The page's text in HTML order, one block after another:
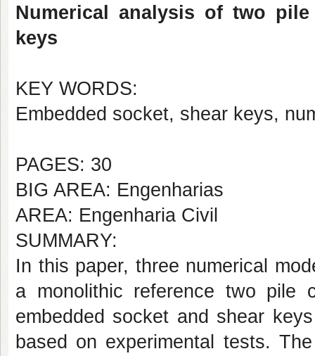
Numerical analysis of two
keys
KEY WORDS:
Embedded socket, shear keys,
PAGES: 30
BIG AREA: Engenharias
AREA: Engenharia Civil
SUMMARY:
In this paper, three numerical
a monolithic reference two
embedded socket and shear
based on experimental tests.